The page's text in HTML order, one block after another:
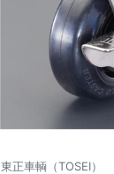
東正車輌（TOSEI）